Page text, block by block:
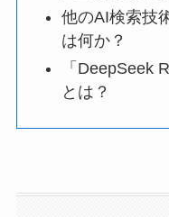
他のAI検索技
は何か？
「DeepSeek
とは？